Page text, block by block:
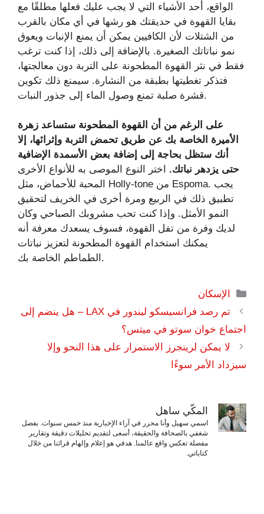
الواقع، أحد الأشياء التي لا يجب عليك فعلها مطلقًا مع
بقايا القهوة في حديقتك هو رشها في أي مكان بالقرب
من الشتلات لأن الكافيين يمكن أن يمنع الإنبات ويعوق
نمو نباتاتك الصغيرة. بالإضافة إلى ذلك، إذا كنت ترغب
فقط في نثر القهوة المطحونة على التربة دون معالجتها،
فتذكر تغطيتها بطبقة من النشارة. سيمنع ذلك تكوين
قشرة صلبة تمنع وصول الماء إلى جذور النبات.
على الرغم من أن القهوة المطحونة ستساعد زهرة
الأميرة الخاصة بك عن طريق تحمض التربة وإثرائها، إلا
أنك ستظل بحاجة إلى إضافة بعض الأسمدة الإضافية
حتى يزدهر نباتك. اختر النوع الموصى به للأنواع الأخرى
المحبة للأحماض، مثل Holly-tone من Espoma. يجب
تطبيق ذلك في الربيع ومرة ​​أخرى في الخريف لتحقيق
النمو الأمثل. وإذا كنت تحب مشروبك الصباحي وكان
لديك وفرة من تفل القهوة، فسوف يسعدك معرفة أنه
يمكنك استخدام القهوة المطحونة لتعزيز نباتات
الطماطم الخاصة بك.
التصنيفات
الإسكان
تم رصد فرانسيسكو ليندور في LAX – هل ينضم إلى
اجتماع خوان سوتو في ميتس؟
لا يمكن لرينجرز الاستمرار على هذا النحو وإلا
سيزداد الأمر سوءًا
المكّي ساهل
اسمي سهيل وأنا محرر في آراء الإخبارية منذ خمس سنوات. بفضل
شغفي بالصحافة والحقيقة، أسعى لتقديم تحليلات دقيقة وتقارير
مفصلة تعكس واقع عالمنا. هدفي هو إعلام وإلهام قرائنا من خلال
كتاباتي.